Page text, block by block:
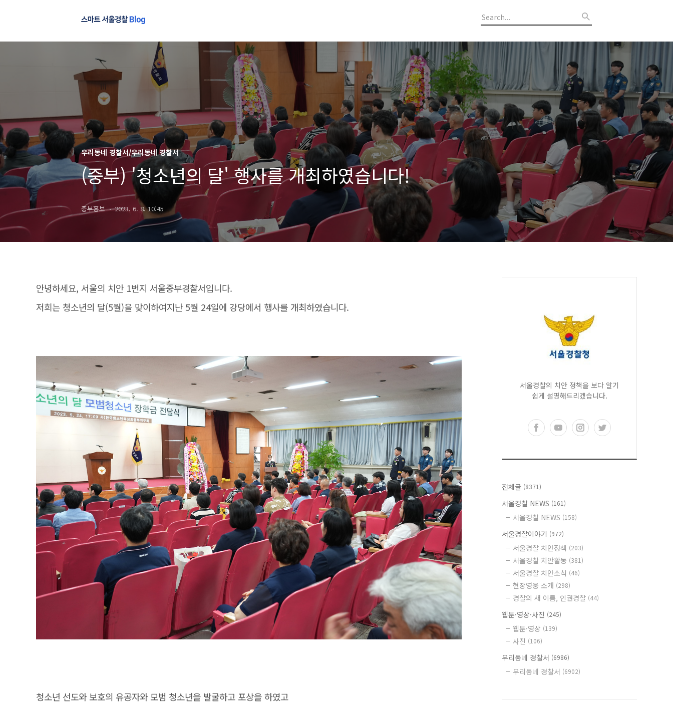
우리동네 경찰서/우리동네 경찰서
(중부) '청소년의 달' 행사를 개최하였습니다!
중부홍보 2023. 6. 8. 10:45
안녕하세요, 서울의 치안 1번지 서울중부경찰서입니다.
저희는 청소년의 달(5월)을 맞이하여지난 5월 24일에 강당에서 행사를 개최하였습니다.
청소년 선도와 보호의 유공자와 모범 청소년을 발굴하고 포상을 하였고
서울경찰의 치안 정책을 보다 알기
쉽게 설명해드리겠습니다.
전체글 (8371)
서울경찰 NEWS (161)
서울경찰 NEWS (158)
서울경찰이야기 (972)
서울경찰 치안정책 (203)
서울경찰 치안활동 (381)
서울경찰 치안소식 (46)
현장영웅 소개 (298)
경찰의 새 이름, 인권경찰 (44)
웹툰·영상·사진 (245)
웹툰·영상 (139)
사진 (106)
우리동네 경찰서 (6986)
우리동네 경찰서 (6902)